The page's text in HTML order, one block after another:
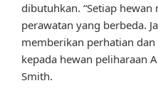
dibutuhkan. “Setiap
perawatan yang berbeda.
memberikan perhatian
kepada hewan peliharaan
Smith.